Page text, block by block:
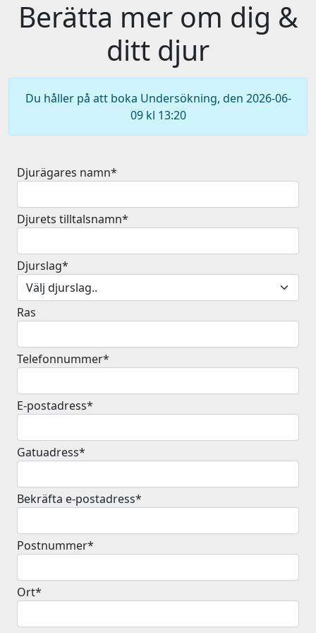
Berätta mer om dig &
ditt djur
Du håller på att boka Undersökning, den 2026-06-
09 kl 13:20
Djurägares namn*
Djurets tilltalsnamn*
Djurslag*
Ras
Telefonnummer*
E-postadress*
Gatuadress*
Bekräfta e-postadress*
Postnummer*
Ort*